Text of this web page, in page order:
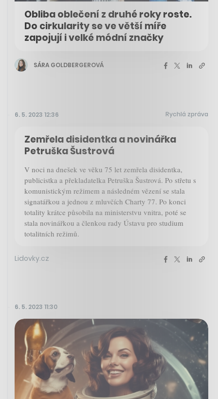
Obliba oblečení z druhé roky roste.
Do cirkularity se ve větší míře
zapojují i velké módní značky
SÁRA GOLDBERGEROVÁ
6. 5. 2023 12:36 Rychlá zpráva
Zemřela disidentka a novinářka
Petruška Šustrová
V noci na dnešek ve věku 75 let zemřela disidentka,
publicistka a překladatelka Petruška Šustrová. Po střetu s
komunistickým režimem a následném vězení se stala
signatářkou a jednou z mluvčích Charty 77. Po konci
totality krátce působila na ministerstvu vnitra, poté se
stala novinářkou a členkou rady Ústavu pro studium
totalitních režimů.
Lidovky.cz
6. 5. 2023 11:30